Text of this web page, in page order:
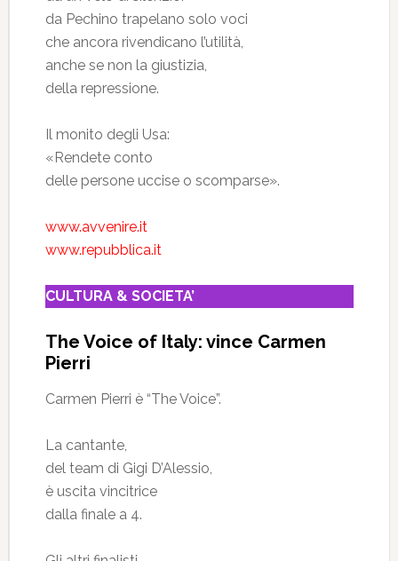
da Pechino trapelano solo voci
che ancora rivendicano l’utilità,
anche se non la giustizia,
della repressione.
Il monito degli Usa:
«Rendete conto
delle persone uccise o scomparse».
www.avvenire.it
www.repubblica.it
CULTURA & SOCIETA’
The Voice of Italy: vince Carmen
Pierri
Carmen Pierri è “The Voice”.
La cantante,
del team di Gigi D’Alessio,
è uscita vincitrice
dalla finale a 4.